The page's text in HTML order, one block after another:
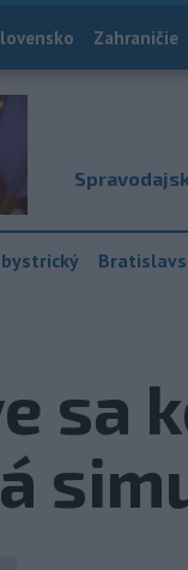
Zahraničie
sa